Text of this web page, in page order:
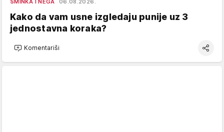
ŠMINKA I NEGA 06.08.2026.
Kako da vam usne izgledaju punije uz 3
jednostavna koraka?
Komentariši